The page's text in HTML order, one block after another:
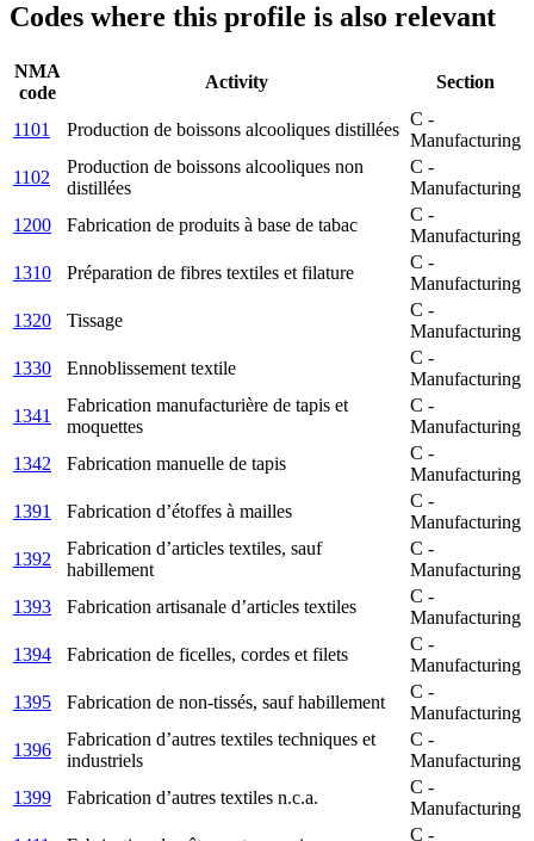
Codes where this profile is also relevant
NMA
code
Activity Section
1101 Production de boissons alcooliques distillées
C -
Manufacturing
1102
Production de boissons alcooliques non
distillées
C -
Manufacturing
1200
Fabrication de produits à base de tabac
C -
Manufacturing
1310
Préparation de fibres textiles et filature
C -
Manufacturing
1320
Tissage
C -
Manufacturing
1330
Ennoblissement textile
C -
Manufacturing
1341
Fabrication manufacturière de tapis et
moquettes
C -
Manufacturing
1342
Fabrication manuelle de tapis
C -
Manufacturing
1391
Fabrication d’étoffes à mailles
C -
Manufacturing
1392
Fabrication d’articles textiles, sauf
habillement
C -
Manufacturing
1393
Fabrication artisanale d’articles textiles
C -
Manufacturing
1394
Fabrication de ficelles, cordes et filets
C -
Manufacturing
1395
Fabrication de non-tissés, sauf habillement
C -
Manufacturing
1396
Fabrication d’autres textiles techniques et
industriels
C -
Manufacturing
1399
Fabrication d’autres textiles n.c.a.
C -
Manufacturing
C -